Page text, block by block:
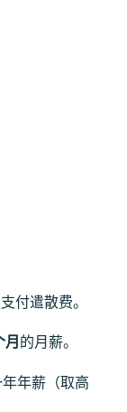
付遣散费。
的月薪。
年薪（取高